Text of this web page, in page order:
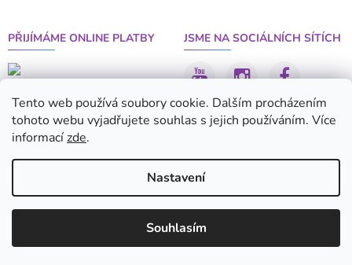
Tento web používá soubory cookie. Dalším procházením
tohoto webu vyjadřujete souhlas s jejich používáním. Více
informacízde.
Nastavení
Souhlasím
PŘIJÍMÁME ONLINE PLATBY JSME NA SOCIÁLNÍCH SÍTÍCH
Vytvořil Shoptet
Pesar. Všechna práva vyhrazena.